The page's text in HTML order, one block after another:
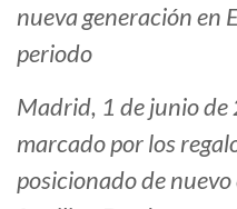
nueva generación en
periodo
Madrid, 1 de junio
marcado por los
posicionado de